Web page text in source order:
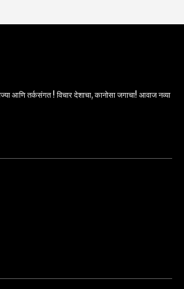
आणि तर्कसंगत ! विचार देशाचा, कानोसा जगाचा! आवाज नव्या